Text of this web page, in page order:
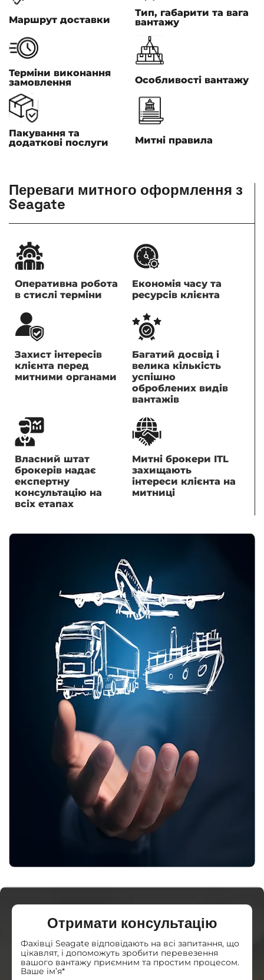
Маршрут доставки
Тип, габарити та вага
вантажу
Терміни виконання
замовлення
Особливості вантажу
Пакування та
додаткові послуги
Митні правила
Переваги митного оформлення з
Seagate
Оперативна робота
в стислі терміни
Економія часу та
ресурсів клієнта
Захист інтересів
клієнта перед
митними органами
Багатий досвід і
велика кількість
успішно
оброблених видів
вантажів
Власний штат
брокерів надає
експертну
консультацію на
всіх етапах
Митні брокери ITL
захищають
інтереси клієнта на
митниці
Отримати консультацію
Фахівці Seagate відповідають на всі запитання, що
цікавлят, і допоможуть зробити перевезення
вашого вантажу приємним та простим процесом.
Ваше ім’я*